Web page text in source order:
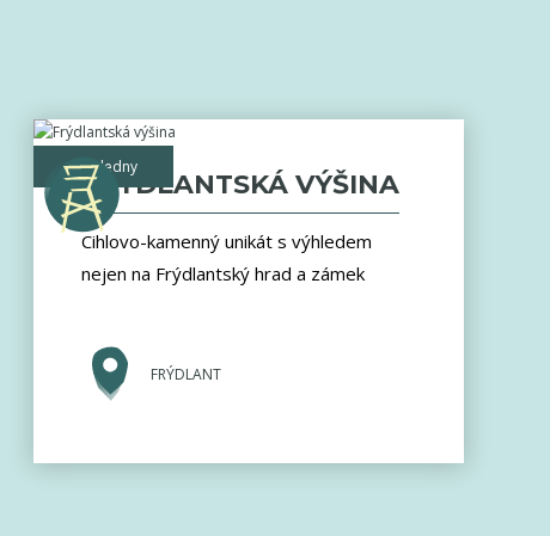
rozhledny
FRÝDLANTSKÁ VÝŠINA
Cihlovo-kamenný unikát s výhledem
nejen na Frýdlantský hrad a zámek
FRÝDLANT